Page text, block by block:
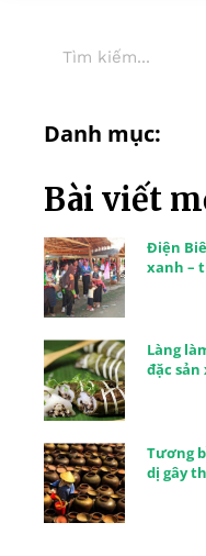
Danh mục:
Bài viết
Điện
xanh –
Làng
đặc
Tương
dị gây